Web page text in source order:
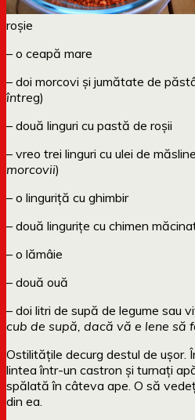
roșie
– o ceapă mare
– doi morcovi și jumătate de
întreg)
– două linguri cu pastă de roșii
– vreo trei linguri cu ulei de
morcovii)
– o linguriță cu ghimbir
– două lingurițe cu chimen
– o lămâie
– două ouă
– doi litri de supă de legume sau
cub de supă, dacă vă e lene să
Ostilitățile decurg destul de ușor.
lintea într-un castron și turnați
spălată în câteva ape. O să
din ea.